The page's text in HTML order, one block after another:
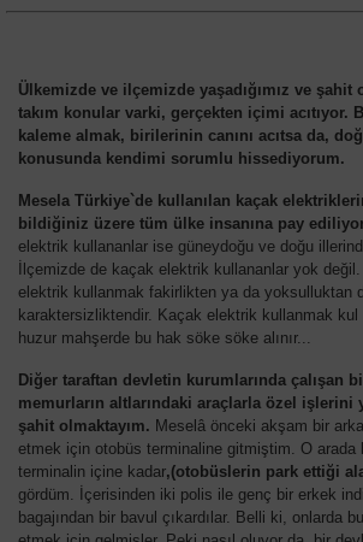
Ülkemizde ve ilçemizde yaşadığımız ve
takım konular varki, gerçekten içimi acıtıyor.
kaleme almak, birilerinin canını acıtsa da,
konusunda kendimi sorumlu hissediyorum.
Mesela Türkiye`de kullanılan kaçak
bildiğiniz üzere tüm ülke insanına pay
elektrik kullananlar ise güneydoğu ve doğu
İlçemizde de kaçak elektrik kullananlar yok
elektrik kullanmak fakirlikten ya da yoksulluktan
karaktersizliktendir. Kaçak elektrik kullanmak kul
huzur mahşerde bu hak söke söke alınır...
Diğer taraftan devletin kurumlarında çalışan
memurların altlarındaki araçlarla özel işlerini
şahit olmaktayım. Meselâ önceki akşam bir
etmek için otobüs terminaline gitmiştim. O arada
terminalin içine kadar,(otobüslerin park ettiği
gördüm. İçerisinden iki polis ile genç bir erkek
bagajından bir bavul çıkardılar. Belli ki, onlarda